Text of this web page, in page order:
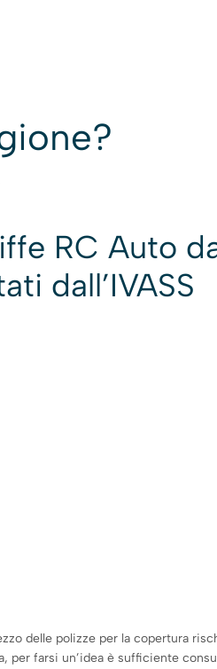
RC Auto
dall’IVASS
delle polizze per la copertura
per farsi un’idea è sufficiente